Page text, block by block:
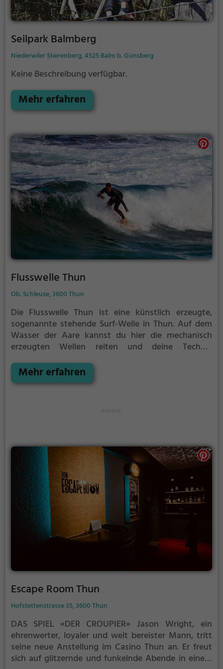
Seilpark Balmberg
Niederwiler Stierenberg, 4525 Balm b. Günsberg
Keine Beschreibung verfügbar.
Mehr erfahren
Flusswelle Thun
Ob. Schleuse, 3600 Thun
Die Flusswelle Thun ist eine künstlich erzeugte,
sogenannte stehende Surf-Welle in Thun. Auf dem
Wasser der Aare kannst du hier die mechanisch
erzeugten Wellen reiten und deine Technik
erfahrene Surfer geeignet.
Mehr erfahren
Escape Room Thun
Hofstettenstrasse 35, 3600 Thun
DAS SPIEL «DER CROUPIER» Jason Wright, ein
ehrenwerter, loyaler und weit bereister Mann, tritt
seine neue Anstellung im Casino Thun an. Er freut
sich auf glitzernde und funkelnde Abende in einem